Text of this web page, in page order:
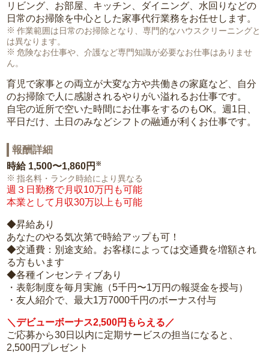
リビング、お部屋、キッチン、ダイニング、水回りなどの
日常のお掃除を中心とした家事代行業務をお任せします。
作業範囲は日常のお掃除となり、専門的なハウスクリーニングと
は異なります。
危険なお仕事や、介護など専門知識が必要なお仕事はありませ
ん。
育児で家事との両立が大変な方や共働きの家庭など、自分
のお掃除で人に感謝されるやりがい溢れるお仕事です。
自宅の近所で空いた時間にお仕事をするのもOK。週1日、
平日だけ、土日のみなどシフトの融通が利くお仕事です。
報酬詳細
時給 1,500〜1,860円 ※
指名料・ランク時給により異なる
週３日勤務で月収10万円も可能
本業として月収30万以上も可能
◆昇給あり
あなたのやる気次第で時給アップも可！
◆交通費：別途支給。お客様によっては交通費を増額され
る方もいます
◆各種インセンティブあり
・表彰制度を毎月実施（5千円〜1万円の報奨金を授与）
・友人紹介で、最大1万7000千円のボーナス付与
＼デビューボーナス2,500円もらえる／
ご応募から30日以内に定期サービスの担当になると、
2,500円プレゼント